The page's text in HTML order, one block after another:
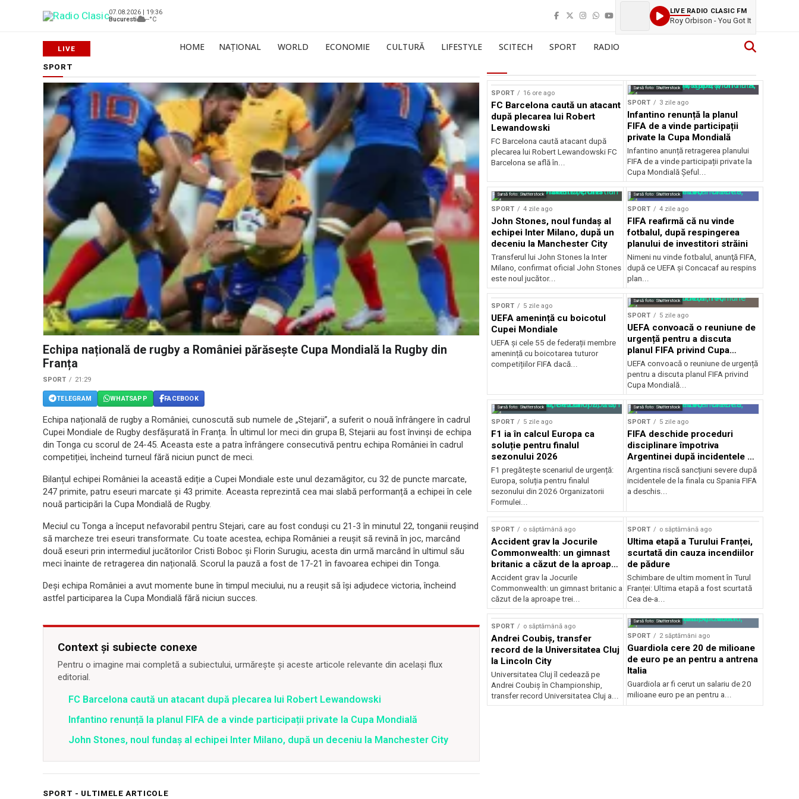
07.08.2026 | 19:36
Bucuresti
--°C
LIVE RADIO CLASIC FM
Roy Orbison - You Got It
HOME NAȚIONAL WORLD ECONOMIE CULTURĂ LIFESTYLE SCITECH SPORT RADIO
SPORT
Echipa națională de rugby a României părăsește Cupa Mondială la Rugby din
Franța
SPORT 21:29
TELEGRAM WHATSAPP FACEBOOK
Echipa națională de rugby a României, cunoscută sub numele de „Stejarii”, a suferit o nouă înfrângere în cadrul
Cupei Mondiale de Rugby desfășurată în Franța. În ultimul lor meci din grupa B, Stejarii au fost învinși de echipa
din Tonga cu scorul de 24-45. Aceasta este a patra înfrângere consecutivă pentru echipa României în cadrul
competiției, încheind turneul fără niciun punct de meci.
Bilanțul echipei României la această ediție a Cupei Mondiale este unul dezamăgitor, cu 32 de puncte marcate,
247 primite, patru eseuri marcate și 43 primite. Aceasta reprezintă cea mai slabă performanță a echipei în cele
nouă participări la Cupa Mondială de Rugby.
Meciul cu Tonga a început nefavorabil pentru Stejari, care au fost conduși cu 21-3 în minutul 22, tonganii reușind
să marcheze trei eseuri transformate. Cu toate acestea, echipa României a reușit să revină în joc, marcând
două eseuri prin intermediul jucătorilor Cristi Boboc și Florin Surugiu, acesta din urmă marcând în ultimul său
meci înainte de retragerea din națională. Scorul la pauză a fost de 17-21 în favoarea echipei din Tonga.
Deși echipa României a avut momente bune în timpul meciului, nu a reușit să își adjudece victoria, încheind
astfel participarea la Cupa Mondială fără niciun succes.
Context și subiecte conexe
Pentru o imagine mai completă a subiectului, urmărește și aceste articole relevante din același flux
editorial.
FC Barcelona caută un atacant după plecarea lui Robert Lewandowski
Infantino renunță la planul FIFA de a vinde participații private la Cupa Mondială
John Stones, noul fundaș al echipei Inter Milano, după un deceniu la Manchester City
SPORT 16 ore ago
FC Barcelona caută un atacant
după plecarea lui Robert
Lewandowski
FC Barcelona caută atacant după
plecarea lui Robert Lewandowski FC
Barcelona se află în...
Sursă foto: Shutterstock
SPORT 3 zile ago
Infantino renunță la planul
FIFA de a vinde participații
private la Cupa Mondială
Infantino anunță retragerea planului
FIFA de a vinde participații private la
Cupa Mondială Șeful...
Sursă foto: Shutterstock
SPORT 4 zile ago
John Stones, noul fundaș al
echipei Inter Milano, după un
deceniu la Manchester City
Transferul lui John Stones la Inter
Milano, confirmat oficial John Stones
este noul jucător...
Sursă foto: Shutterstock
SPORT 4 zile ago
FIFA reafirmă că nu vinde
fotbalul, după respingerea
planului de investitori străini
Nimeni nu vinde fotbalul, anunţă FIFA,
după ce UEFA şi Concacaf au respins
plan...
SPORT 5 zile ago
UEFA amenință cu boicotul
Cupei Mondiale
UEFA și cele 55 de federații membre
amenință cu boicotarea tuturor
competițiilor FIFA dacă...
Sursă foto: Shutterstock
SPORT 5 zile ago
UEFA convoacă o reuniune de
urgență pentru a discuta
planul FIFA privind Cupa
Mondială
UEFA convoacă o reuniune de urgență
pentru a discuta planul FIFA privind
Cupa Mondială...
Sursă foto: Shutterstock
SPORT 5 zile ago
F1 ia în calcul Europa ca
soluție pentru finalul
sezonului 2026
F1 pregătește scenariul de urgență:
Europa, soluția pentru finalul
sezonului din 2026 Organizatorii
Formulei...
Sursă foto: Shutterstock
SPORT 5 zile ago
FIFA deschide proceduri
disciplinare împotriva
Argentinei după incidentele de
la finala cu Spania
Argentina riscă sancțiuni severe după
incidentele de la finala cu Spania FIFA
a deschis...
SPORT o săptămână ago
Accident grav la Jocurile
Commonwealth: un gimnast
britanic a căzut de la aproape
trei metri
Accident grav la Jocurile
Commonwealth: un gimnast britanic a
căzut de la aproape trei...
SPORT o săptămână ago
Ultima etapă a Turului Franței,
scurtată din cauza incendiilor
de pădure
Schimbare de ultim moment în Turul
Franței: Ultima etapă a fost scurtată
Cea de-a...
SPORT o săptămână ago
Andrei Coubiș, transfer
record de la Universitatea Cluj
la Lincoln City
Universitatea Cluj îl cedează pe
Andrei Coubiș în Championship,
transfer record Universitatea Cluj a...
Sursă foto: Shutterstock
SPORT 2 săptămâni ago
Guardiola cere 20 de milioane
de euro pe an pentru a antrena
Italia
Guardiola ar fi cerut un salariu de 20
milioane euro pe an pentru a...
SPORT - ULTIMELE ARTICOLE